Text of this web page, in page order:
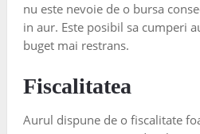
nu este nevoie de o bursa
in aur. Este posibil sa cumperi
buget mai restrans.
Fiscalitatea
Aurul dispune de o fiscalitate